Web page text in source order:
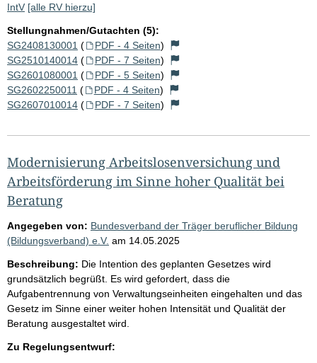
IntV [alle RV hierzu]
Stellungnahmen/Gutachten (5):
SG2408130001 ( PDF - 4 Seiten)
SG2510140014 ( PDF - 7 Seiten)
SG2601080001 ( PDF - 5 Seiten)
SG2602250011 ( PDF - 4 Seiten)
SG2607010014 ( PDF - 7 Seiten)
Modernisierung Arbeitslosenversichung und
Arbeitsförderung im Sinne hoher Qualität bei
Beratung
Angegeben von: Bundesverband der Träger beruflicher Bildung
(Bildungsverband) e.V. am 14.05.2025
Beschreibung: Die Intention des geplanten Gesetzes wird
grundsätzlich begrüßt. Es wird gefordert, dass die
Aufgabentrennung von Verwaltungseinheiten eingehalten und das
Gesetz im Sinne einer weiter hohen Intensität und Qualität der
Beratung ausgestaltet wird.
Zu Regelungsentwurf: